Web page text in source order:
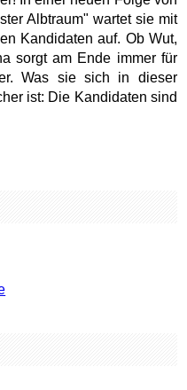
Albtraum" wartet sie mit
Kandidaten auf. Ob Wut,
sorgt am Ende immer für
Was sie sich in dieser
ist: Die Kandidaten sind